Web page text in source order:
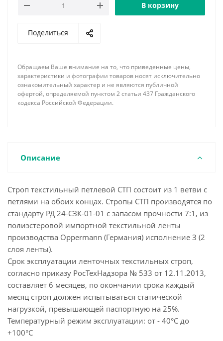
В корзину
Поделиться
Обращаем Ваше внимание на то, что приведенные цены,
характеристики и фотографии товаров носят исключительно
ознакомительный характер и не являются публичной
офертой, определяемой пунктом 2 статьи 437 Гражданского
кодекса Российской Федерации.
Описание
Строп текстильный петлевой СТП состоит из 1 ветви с
петлями на обоих концах. Стропы СТП производятся по
стандарту РД 24-СЗК-01-01 с запасом прочности 7:1, из
полиэстеровой импортной текстильной ленты
производства Oppermann (Германия) исполнение 3 (2
слоя ленты).
Срок эксплуатации ленточных текстильных строп,
согласно приказу РосТехНадзора № 533 от 12.11.2013,
составляет 6 месяцев, по окончании срока каждый
месяц строп должен испытываться статической
нагрузкой, превышающей паспортную на 25%.
Температурный режим эксплуатации: от - 40°С до
+100°С